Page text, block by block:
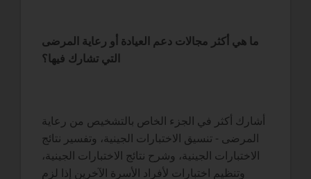
ما هي أكثر مجالات دعم العيادة أو رعاية المرضى
التي تشارك فيها؟
أشارك أكثر في الجزء الخاص بالتشخيص من رعاية
المرضى - تنسيق الاختبارات الجينية، وتفسير نتائج
الاختبارات الجينية، وشرح نتائج الاختبارات الجينية،
وتنظيم اختبارات لأفراد الأسرة الآخرين إذا لزم